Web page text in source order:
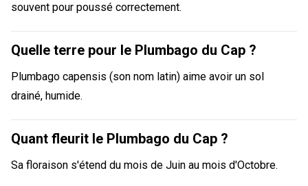
souvent pour poussé correctement.
Quelle terre pour le Plumbago du Cap ?
Plumbago capensis (son nom latin) aime avoir un sol
drainé, humide.
Quant fleurit le Plumbago du Cap ?
Sa floraison s'étend du mois de Juin au mois d'Octobre.